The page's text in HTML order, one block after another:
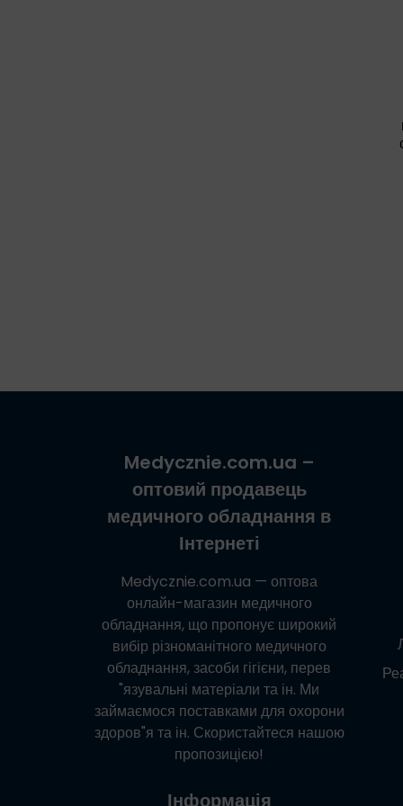
Medycznie.com.ua –
оптовий продавець
медичного обладнання в
Інтернеті
Medycznie.com.ua — оптова
онлайн-магазин медичного
обладнання, що пропонує широкий
вибір різноманітного медичного
обладнання, засоби гігієни, перев
"язувальні матеріали та ін. Ми
займаємося поставками для охорони
здоров"я та ін. Скористайтеся нашою
пропозицією!
Інформація